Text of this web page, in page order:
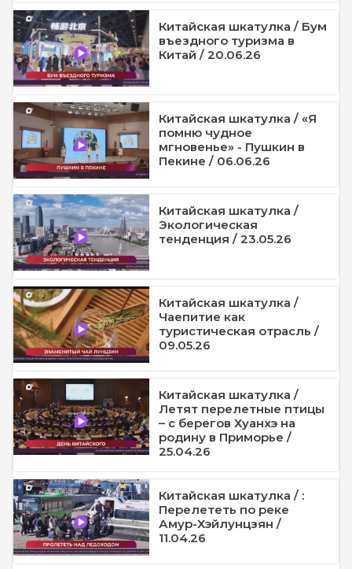
Китайская шкатулка / Бум
въездного туризма в
Китай / 20.06.26
Китайская шкатулка / «Я
помню чудное
мгновенье» - Пушкин в
Пекине / 06.06.26
Китайская шкатулка /
Экологическая
тенденция / 23.05.26
Китайская шкатулка /
Чаепитие как
туристическая отрасль /
09.05.26
Китайская шкатулка /
Летят перелетные птицы
– с берегов Хуанхэ на
родину в Приморье /
25.04.26
Китайская шкатулка / :
Перелететь по реке
Амур-Хэйлунцзян /
11.04.26